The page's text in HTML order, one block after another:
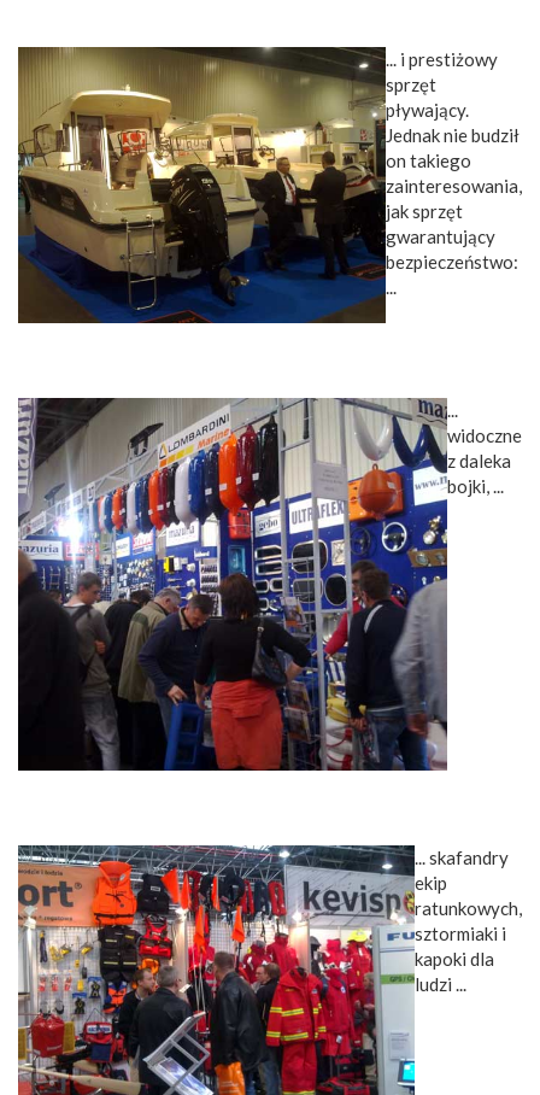
... i prestiżowy
sprzęt
pływający.
Jednak nie budził
on takiego
zainteresowania,
jak sprzęt
gwarantujący
bezpieczeństwo:
...
...
widoczne
z daleka
bojki, ...
... skafandry
ekip
ratunkowych,
sztormiaki i
kapoki dla
ludzi ...